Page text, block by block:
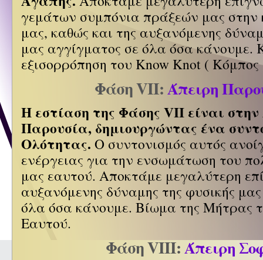
γεμάτων συμπόνια πράξεών μας στην
μας, καθώς και της αυξανόμενης
μας αγγίγματος σε όλα όσα κάνουμε.
εξισορρόπηση του Know Knot (
Φάση VII:Άπειρη
Η εστίαση της Φάσης VII είναι
Παρουσία, δημιουργώντας ένα
Ολότητας. Ο συντονισμός αυτός
ενέργειας για την ενσωμάτωση του
μας εαυτού. Αποκτάμε μεγαλύτερη
αυξανόμενης δύναμης της φυσικής
όλα όσα κάνουμε. Βίωμα της Μήτρας
Εαυτού.
Φάση VIII:Άπειρη